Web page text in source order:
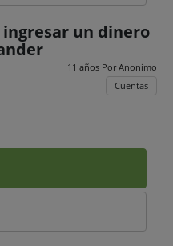
un dinero
11 años PorAnonimo
Cuentas